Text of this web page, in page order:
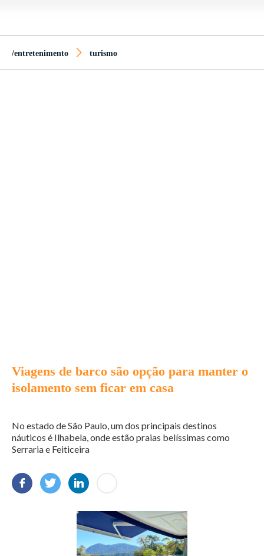
/entretenimento turismo
Viagens de barco são opção para manter o
isolamento sem ficar em casa
No estado de São Paulo, um dos principais destinos
náuticos é Ilhabela, onde estão praias belíssimas como
Serraria e Feiticeira